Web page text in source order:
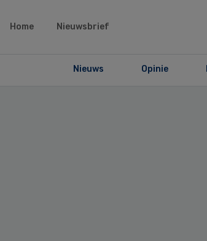
Home Nieuwsbrief
Nieuws Opinie